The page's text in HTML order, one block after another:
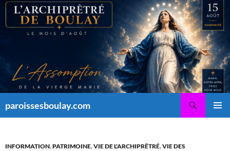
Aller
contenu
paroissesboulay.com
INFORMATION,PATRIMOINE,VIE DE L'ARCHIPRÊTRÉ,VIE DES